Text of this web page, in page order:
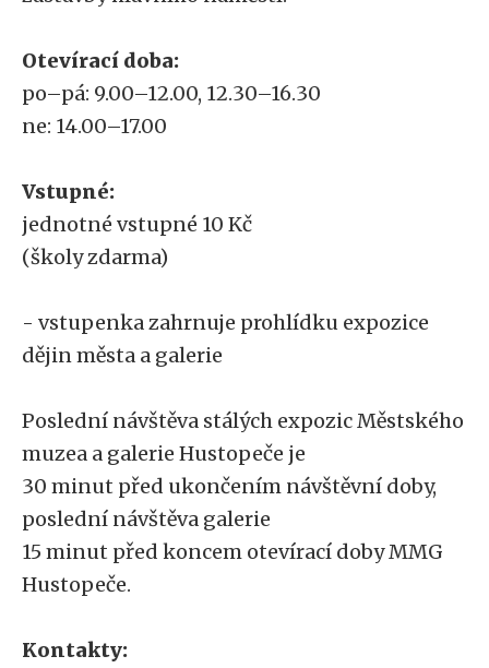
Otevírací doba:
po–pá: 9.00–12.00, 12.30–16.30
ne: 14.00–17.00
Vstupné:
jednotné vstupné 10 Kč
(školy zdarma)
- vstupenka zahrnuje prohlídku expozice
dějin města a galerie
Poslední návštěva stálých expozic Městského
muzea a galerie Hustopeče je
30 minut před ukončením návštěvní doby,
poslední návštěva galerie
15 minut před koncem otevírací doby MMG
Hustopeče.
Kontakty: